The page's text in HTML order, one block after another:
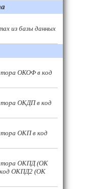
из базы данных
ОКОФ в код
ОКДП в код
ОКП в код
ОКПД (ОК
ОКПД2 (ОК